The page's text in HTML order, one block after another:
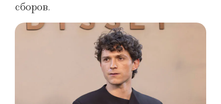
сборов.